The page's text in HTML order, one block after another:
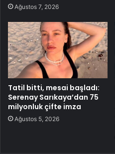
Ağustos 7, 2026
Tatil bitti, mesai başladı:
Serenay Sarıkaya’dan 75
milyonluk çifte imza
Ağustos 5, 2026